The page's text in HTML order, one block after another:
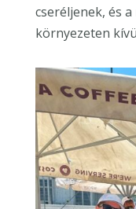
cseréljenek, és
környezeten